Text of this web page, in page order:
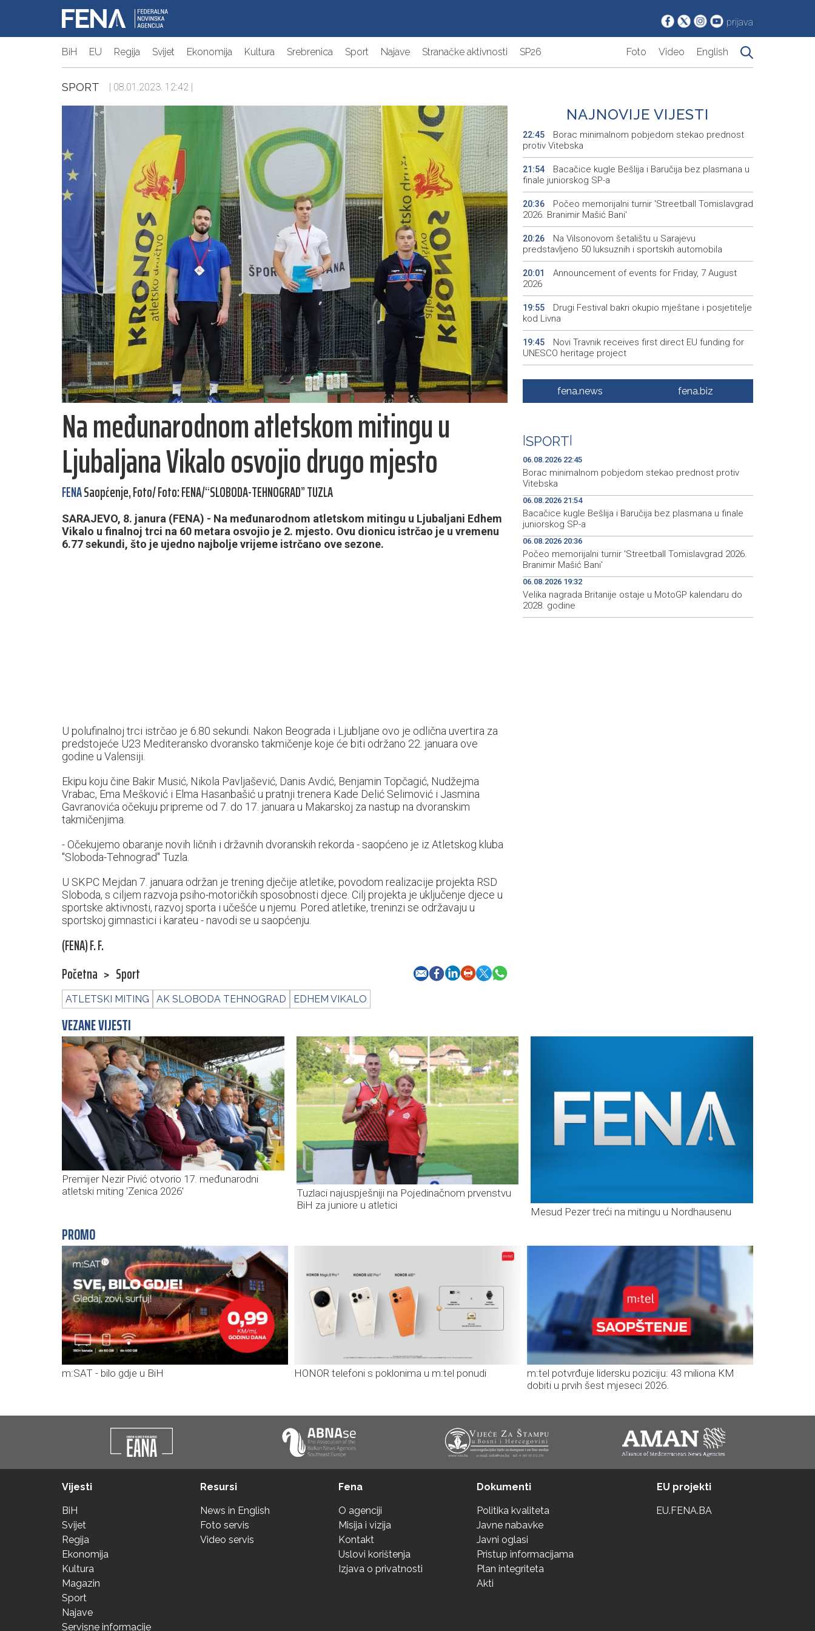
prijava
BiH EU Regija Svijet Ekonomija Kultura Srebrenica Sport Najave Stranačke aktivnosti SP26 Foto Video English
SPORT | 08.01.2023. 12:42 |
Na međunarodnom atletskom mitingu u
Ljubaljana Vikalo osvojio drugo mjesto
FENASaopćenje, Foto/ Foto: FENA/“SLOBODA-TEHNOGRAD” TUZLA
SARAJEVO, 8. janura (FENA) - Na međunarodnom atletskom mitingu u Ljubaljani Edhem
Vikalo u finalnoj trci na 60 metara osvojio je 2. mjesto. Ovu dionicu istrčao je u vremenu
6.77 sekundi, što je ujedno najbolje vrijeme istrčano ove sezone.
U polufinalnoj trci istrčao je 6.80 sekundi. Nakon Beograda i Ljubljane ovo je odlična uvertira za
predstojeće U23 Mediteransko dvoransko takmičenje koje će biti održano 22. januara ove
godine u Valensiji.
Ekipu koju čine Bakir Musić, Nikola Pavljašević, Danis Avdić, Benjamin Topčagić, Nudžejma
Vrabac, Ema Mešković i Elma Hasanbašić u pratnji trenera Kade Delić Selimović i Jasmina
Gavranovića očekuju pripreme od 7. do 17. januara u Makarskoj za nastup na dvoranskim
takmičenjima.
- Očekujemo obaranje novih ličnih i državnih dvoranskih rekorda - saopćeno je iz Atletskog kluba
"Sloboda-Tehnograd" Tuzla.
U SKPC Mejdan 7. januara održan je trening dječije atletike, povodom realizacije projekta RSD
Sloboda, s ciljem razvoja psiho-motoričkih sposobnosti djece. Cilj projekta je uključenje djece u
sportske aktivnosti, razvoj sporta i učešće u njemu. Pored atletike, treninzi se održavaju u
sportskoj gimnastici i karateu - navodi se u saopćenju.
(FENA) F. F.
Početna > Sport
ATLETSKI MITING AK SLOBODA TEHNOGRAD EDHEM VIKALO
NAJNOVIJE VIJESTI
22:45
Borac minimalnom pobjedom stekao prednost
protiv Vitebska
21:54
Bacačice kugle Bešlija i Baručija bez plasmana u
finale juniorskog SP-a
20:36
Počeo memorijalni turnir 'Streetball Tomislavgrad
2026. Branimir Mašić Bani'
20:26
Na Vilsonovom šetalištu u Sarajevu
predstavljeno 50 luksuznih i sportskih automobila
20:01
Announcement of events for Friday, 7 August
2026
19:55
Drugi Festival bakri okupio mještane i posjetitelje
kod Livna
19:45
Novi Travnik receives first direct EU funding for
UNESCO heritage project
Crishock: OHR maintains an open dialogue with
all political stakeholders in BiH
19:29
Španska krajnja ljevica i desnica ujedinjene protiv
Maroka kao suorganizatora SP 2030.
fena.news fena.biz
SPORT
06.08.2026 22:45
Borac minimalnom pobjedom stekao prednost protiv
Vitebska
06.08.2026 21:54
Bacačice kugle Bešlija i Baručija bez plasmana u finale
juniorskog SP-a
06.08.2026 20:36
Počeo memorijalni turnir 'Streetball Tomislavgrad 2026.
Branimir Mašić Bani'
06.08.2026 19:32
Velika nagrada Britanije ostaje u MotoGP kalendaru do
2028. godine
VEZANE VIJESTI
Premijer Nezir Pivić otvorio 17. međunarodni
atletski miting 'Zenica 2026'
Tuzlaci najuspješniji na Pojedinačnom prvenstvu
BiH za juniore u atletici
Mesud Pezer treći na mitingu u Nordhausenu
PROMO
m:SAT - bilo gdje u BiH HONOR telefoni s poklonima u m:tel ponudi
m:tel potvrđuje lidersku poziciju: 43 miliona KM
dobiti u prvih šest mjeseci 2026.
Vijesti
BiH
Svijet
Regija
Ekonomija
Kultura
Magazin
Sport
Najave
Servisne informacije
Resursi
News in English
Foto servis
Video servis
Fena
O agenciji
Misija i vizija
Kontakt
Uslovi korištenja
Izjava o privatnosti
Dokumenti
Politika kvaliteta
Javne nabavke
Javni oglasi
Pristup informacijama
Plan integriteta
Akti
EU projekti
EU.FENA.BA